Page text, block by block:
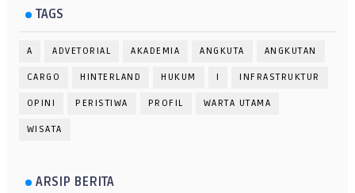
TAGS
A ADVETORIAL AKADEMIA ANGKUTA ANGKUTAN
CARGO HINTERLAND HUKUM I INFRASTRUKTUR
OPINI PERISTIWA PROFIL WARTA UTAMA
WISATA
ARSIP BERITA